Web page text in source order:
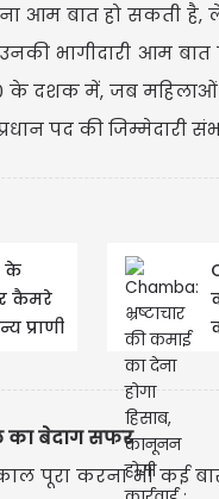
आम बात हो सकती
भागीदारी आम
के दशक में, जब
पद की जिम्मेदारी
के
कैमरे
प्राणी
का बेदाग सफर
पूरा करना भी कई